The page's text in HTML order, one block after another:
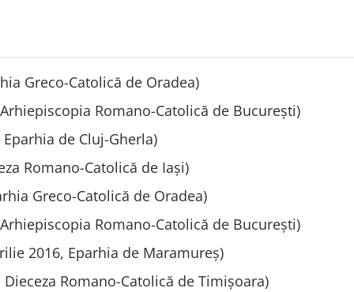
Greco-Catolică de Oradea)
Romano-Catolică de București)
de Cluj-Gherla)
Romano-Catolică de Iași)
Greco-Catolică de Oradea)
Romano-Catolică de București)
2016, Eparhia de Maramureș)
Romano-Catolică de Timișoara)